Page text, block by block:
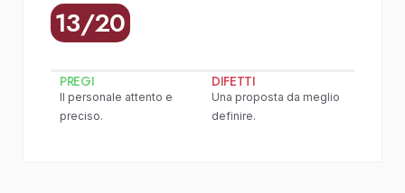
13/20
PREGI
Il personale attento e
preciso.
DIFETTI
Una proposta da meglio
definire.